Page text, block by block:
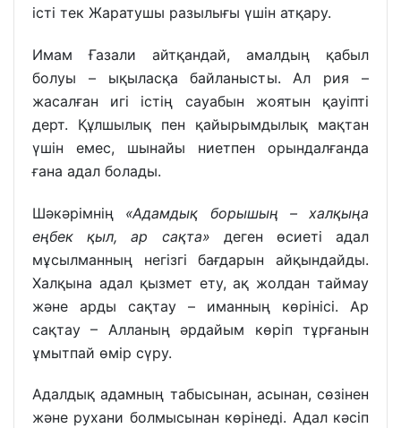
істі тек Жаратушы разылығы үшін атқару.
Имам Ғазали айтқандай, амалдың қабыл
болуы – ықыласқа байланысты. Ал рия –
жасалған игі істің сауабын жоятын қауіпті
дерт. Құлшылық пен қайырымдылық мақтан
үшін емес, шынайы ниетпен орындалғанда
ғана адал болады.
Шәкәрімнің «Адамдық борышың – халқыңа
еңбек қыл, ар сақта» деген өсиеті адал
мұсылманның негізгі бағдарын айқындайды.
Халқына адал қызмет ету, ақ жолдан таймау
және арды сақтау – иманның көрінісі. Ар
сақтау – Алланың әрдайым көріп тұрғанын
ұмытпай өмір сүру.
Адалдық адамның табысынан, асынан, сөзінен
және рухани болмысынан көрінеді. Адал кәсіп